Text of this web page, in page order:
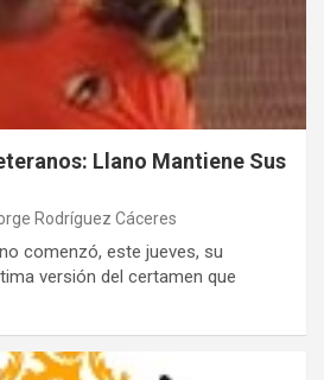
Llano Mantiene Sus
Rodríguez Cáceres
comenzó, este jueves, su
versión del certamen que